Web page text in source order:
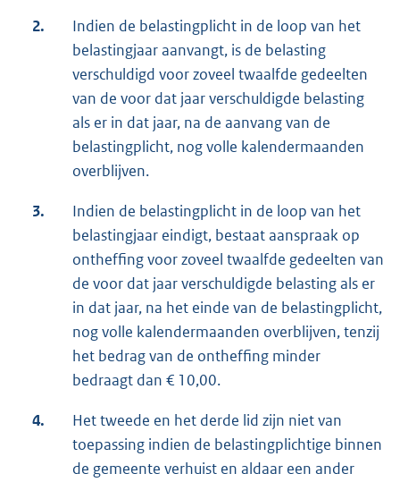
2.
Indien de belastingplicht in de loop van het
belastingjaar aanvangt, is de belasting
verschuldigd voor zoveel twaalfde gedeelten
van de voor dat jaar verschuldigde belasting
als er in dat jaar, na de aanvang van de
belastingplicht, nog volle kalendermaanden
overblijven.
3.
Indien de belastingplicht in de loop van het
belastingjaar eindigt, bestaat aanspraak op
ontheffing voor zoveel twaalfde gedeelten van
de voor dat jaar verschuldigde belasting als er
in dat jaar, na het einde van de belastingplicht,
nog volle kalendermaanden overblijven, tenzij
het bedrag van de ontheffing minder
bedraagt dan € 10,00.
4.
Het tweede en het derde lid zijn niet van
toepassing indien de belastingplichtige binnen
de gemeente verhuist en aldaar een ander